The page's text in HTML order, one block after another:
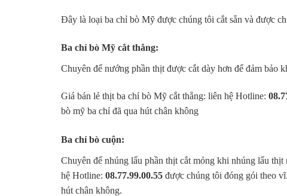
Đây là loại ba chỉ bò Mỹ được chúng tôi cắt sẵn và được
Ba chỉ bò Mỹ cắt thẳng:
Chuyên để nướng phần thịt được cắt dày hơn để đảm
Giá bán lẻ thịt ba chỉ bò Mỹ cắt thẳng: liên hệ Hotline:
bò mỹ ba chỉ đã qua hút chân không
Ba chỉ bò cuộn:
Chuyên để nhúng lẩu phần thịt cắt mỏng khi nhúng lẩu
hệ Hotline: 08.77.99.00.55 được chúng tôi đóng gói theo
hút chân không.